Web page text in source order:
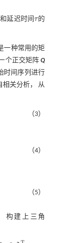
和延迟时间τ
τ 的
一种常用的矩
个正交矩阵Q
时间序列进行
相关分析， 从
（3）
（4）
（5）
构建上三角